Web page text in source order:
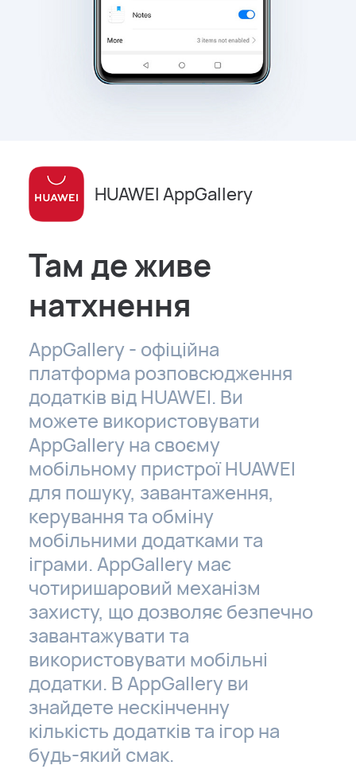
HUAWEI AppGallery
Там де живе
натхнення
AppGallery - офіційна
платформа розповсюдження
додатків від HUAWEI. Ви
можете використовувати
AppGallery на своєму
мобільному пристрої HUAWEI
для пошуку, завантаження,
керування та обміну
мобільними додатками та
іграми. AppGallery має
чотиришаровий механізм
захисту, що дозволяє безпечно
завантажувати та
використовувати мобільні
додатки. В AppGallery ви
знайдете нескінченну
кількість додатків та ігор на
будь-який смак.